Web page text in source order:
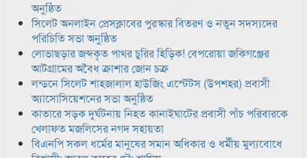
অনুষ্ঠিত
সিলেট অনলাইন প্রেসক্লাবের পুরস্কার বিতরণ ও নতুন সদস্যদের
পরিচিতি সভা অনুষ্ঠিত
লোভাছড়ার জব্দকৃত পাথর চুরির হিড়িক! বেপরোয়া জকিগঞ্জের
আটগ্রামের অবৈধ ক্রাশার জোন চক্র
লন্ডনে সিলেট শাহজালাল হাউজিং এস্টেটস (উপশহর) প্রবাসী
অ্যাসোসিয়েশনের সভা অনুষ্ঠিত
কাতারে সড়ক দুর্ঘটনায় নিহত কানাইঘাটের প্রবাসী পাঁচ পরিবারকে
খেলাফত মজলিসের নগদ সহায়তা
বিএনপি সকল ধর্মের মানুষের সমান অধিকার ও ধর্মীয় মুল্যবোধে